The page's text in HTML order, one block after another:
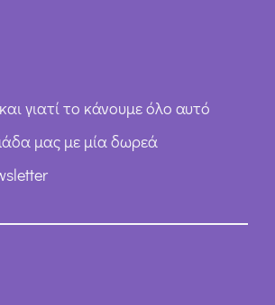
γιατί το κάνουμε όλο αυτό
μας με μία δωρεά